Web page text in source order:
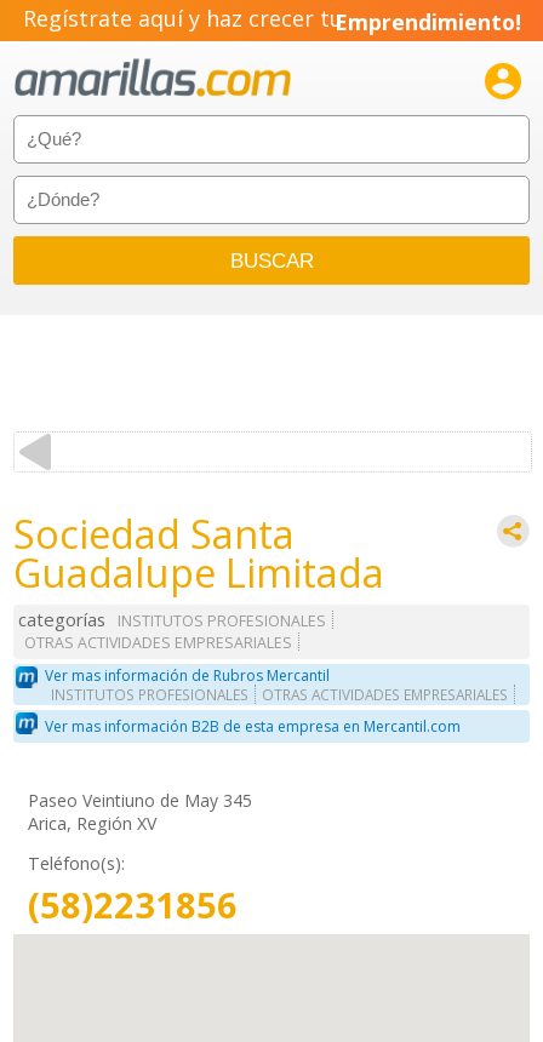
Regístrate aquí y haz crecer tuEmprendimiento!

Sociedad Santa
Guadalupe Limitada
categorías
INSTITUTOS PROFESIONALES
OTRAS ACTIVIDADES EMPRESARIALES
Ver mas información de Rubros Mercantil
INSTITUTOS PROFESIONALES OTRAS ACTIVIDADES EMPRESARIALES
Ver mas información B2B de esta empresa en Mercantil.com
Paseo Veintiuno de May 345
Arica, Región XV
Teléfono(s):
(58)2231856